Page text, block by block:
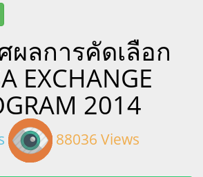
ผลการคัดเลือก
EXCHANGE
2014
88036 Views